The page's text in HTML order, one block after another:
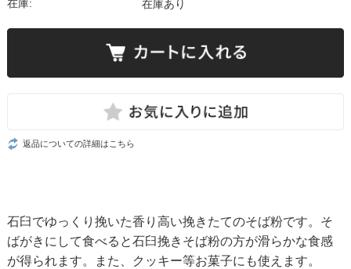
在庫: 在庫あり
返品についての詳細はこちら
石臼でゆっくり挽いた香り高い挽きたてのそば粉です。そ
ばがきにして食べると石臼挽きそば粉の方が滑らかな食感
が得られます。また、クッキー等お菓子にも使えます。